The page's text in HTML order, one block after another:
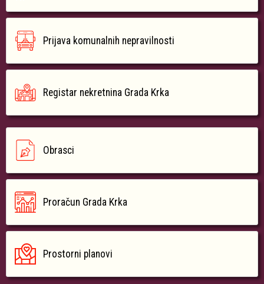
Prijava komunalnih nepravilnosti
Registar nekretnina Grada Krka
Obrasci
Proračun Grada Krka
Prostorni planovi